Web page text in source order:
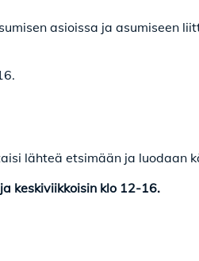
asioissa ja asumiseen
lähteä etsimään ja luodaan
keskiviikkoisin klo 12-16.